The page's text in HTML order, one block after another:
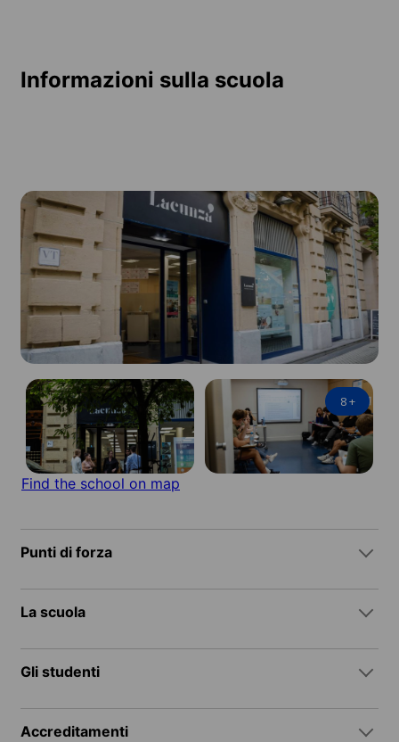
Informazioni sulla scuola
8+
Find the school on map
Punti di forza
La scuola
Gli studenti
Accreditamenti